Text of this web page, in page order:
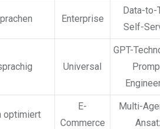
Enterprise
Data-to-
Self-
Universal
GPT-
optimiert
E-
Commerce
Multi-